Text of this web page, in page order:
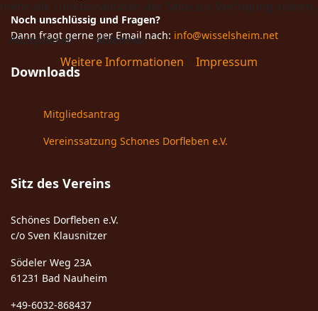
Noch unschlüssig und Fragen?
Dann fragt gerne per Email nach: info@wisselsheim.net
Downloads
Mitgliedsantrag
Vereinssatzung Schones Dorfleben e.V.
Sitz des Vereins
Schönes Dorfleben e.V.
c/o Sven Klausnitzer
Södeler Weg 23A
61231 Bad Nauheim
+49-6032-868437
Akzeptieren
Ablehnen
Weitere Informationen
Impressum